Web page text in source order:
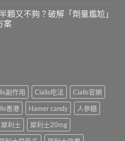
顆又不夠？破解「劑量尷尬」
案
副作用 Cialis吃法
Cialis官網
香港 Hamer candy
人參糖
犀利士
犀利士20mg